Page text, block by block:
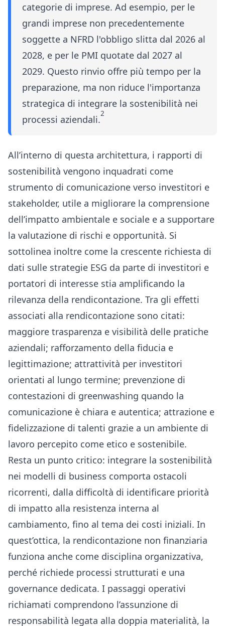
categorie di imprese. Ad esempio, per le
grandi imprese non precedentemente
soggette a NFRD l'obbligo slitta dal 2026 al
2028, e per le PMI quotate dal 2027 al
2029. Questo rinvio offre più tempo per la
preparazione, ma non riduce l'importanza
strategica di integrare la sostenibilità nei
processi aziendali.2
All’interno di questa architettura, i rapporti di
sostenibilità vengono inquadrati come
strumento di comunicazione verso investitori e
stakeholder, utile a migliorare la comprensione
dell’impatto ambientale e sociale e a supportare
la valutazione di rischi e opportunità. Si
sottolinea inoltre come la crescente richiesta di
dati sulle strategie ESG da parte di investitori e
portatori di interesse stia amplificando la
rilevanza della rendicontazione. Tra gli effetti
associati alla rendicontazione sono citati:
maggiore trasparenza e visibilità delle pratiche
aziendali; rafforzamento della fiducia e
legittimazione; attrattività per investitori
orientati al lungo termine; prevenzione di
contestazioni di greenwashing quando la
comunicazione è chiara e autentica; attrazione e
fidelizzazione di talenti grazie a un ambiente di
lavoro percepito come etico e sostenibile.
Resta un punto critico: integrare la sostenibilità
nei modelli di business comporta ostacoli
ricorrenti, dalla difficoltà di identificare priorità
di impatto alla resistenza interna al
cambiamento, fino al tema dei costi iniziali. In
quest’ottica, la rendicontazione non finanziaria
funziona anche come disciplina organizzativa,
perché richiede processi strutturati e una
governance dedicata. I passaggi operativi
richiamati comprendono l’assunzione di
responsabilità legata alla doppia materialità, la